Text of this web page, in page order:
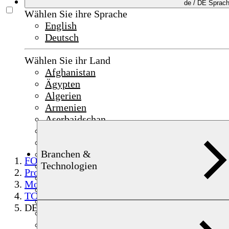
de / DE
Wählen Sie ihre Sprache
English
Deutsch
Wählen Sie ihr Land
Afghanistan
Ägypten
Algerien
Armenien
Aserbaidschan
Deutschland
Frankreich
Irak
Branchen &
Technologien
FOERSTER
Produkte
Mobile Prüfung
TCM
DEFECTOSCOP TCM